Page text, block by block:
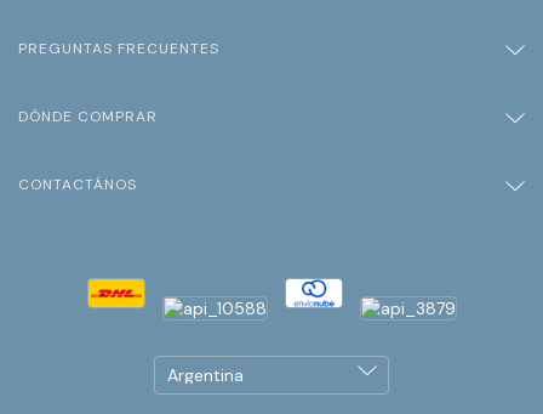
PREGUNTAS FRECUENTES
DÓNDE COMPRAR
CONTACTÁNOS